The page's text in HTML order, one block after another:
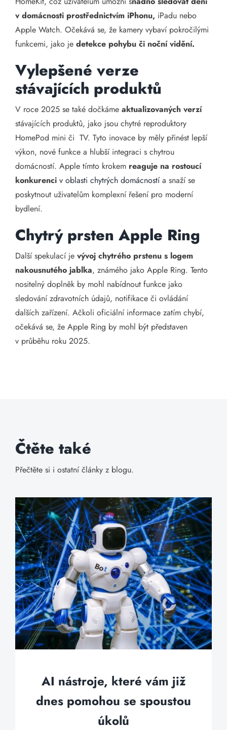
v domácnosti prostřednictvím iPhonu, iPadu nebo
Apple Watch. Očekává se, že kamery vybaví pokročilými
funkcemi, jako je detekce pohybu či noční vidění.
Vylepšené verze
stávajících produktů
V roce 2025 se také dočkáme aktualizovaných verzí
stávajících produktů, jako jsou chytré reproduktory
HomePod mini či TV. Tyto inovace by měly přinést lepší
výkon, nové funkce a hlubší integraci s chytrou
domácností. Apple tímto krokem reaguje na rostoucí
konkurenci v oblasti chytrých domácnostía snaží se
poskytnout uživatelům komplexní řešení pro moderní
bydlení.
Chytrý prsten Apple Ring
Další spekulací je vývoj chytrého prstenu s logem
nakousnutého jablka, známého jako Apple Ring. Tento
nositelný doplněk by mohl nabídnout funkce jako
sledování zdravotních údajů, notifikace či ovládání
dalších zařízení. Ačkoli oficiální informace zatím chybí,
očekává se, že Apple Ring by mohl být představen
v průběhu roku 2025.
Čtěte také
Přečtěte si i ostatní články z blogu.
AI nástroje, které vám již
dnes pomohou se spoustou
úkolů